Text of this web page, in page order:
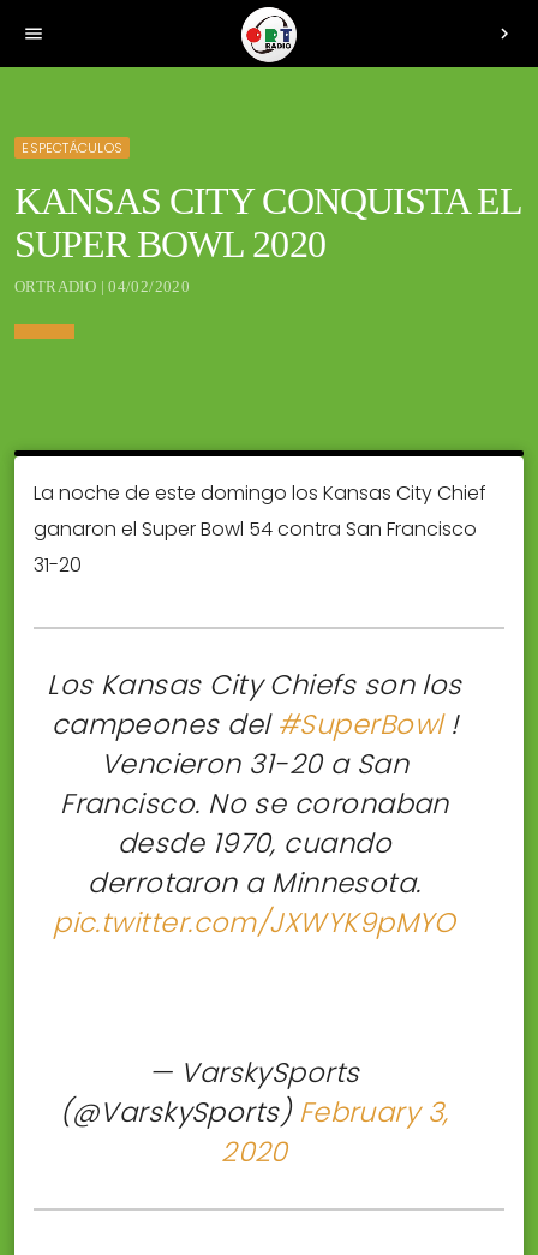
menu chevron_right
ESPECTÁCULOS
KANSAS CITY CONQUISTA EL
SUPER BOWL 2020
ORTRADIO | 04/02/2020
La noche de este domingo los Kansas City Chief
ganaron el Super Bowl 54 contra San Francisco
31-20
Los Kansas City Chiefs son los
campeones del#SuperBowl!
Vencieron 31-20 a San
Francisco. No se coronaban
desde 1970, cuando
derrotaron a Minnesota.
pic.twitter.com/JXWYK9pMYO
— VarskySports
(@VarskySports) February 3,
2020